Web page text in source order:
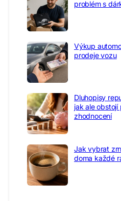
problém s
Výkup
prodeje vozu
Dluhopisy
jak ale
zhodnocení
Jak vybrat
doma každé